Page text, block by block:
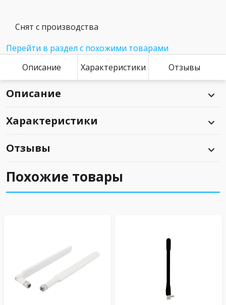
Снят с производства
Перейти в раздел с похожими товарами
Описание
Характеристики Отзывы
Описание
Характеристики
Отзывы
Похожие товары